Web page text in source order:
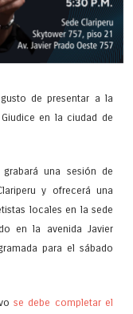
de presentar a la
en la ciudad de
una sesión de
y ofrecerá una
locales en la sede
en la avenida Javier
para el sábado
se debe completar el